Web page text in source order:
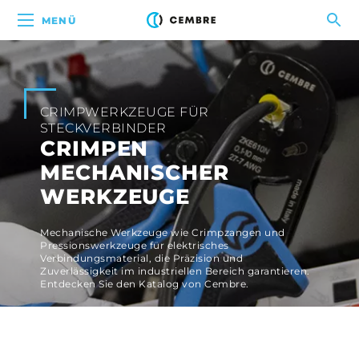
MENÜ
CRIMPWERKZEUGE FÜR
STECKVERBINDER
CRIMPEN
MECHANISCHER
WERKZEUGE
Mechanische Werkzeuge wie Crimpzangen und
Pressionswerkzeuge für elektrisches
Verbindungsmaterial, die Präzision und
Zuverlässigkeit im industriellen Bereich garantieren.
Entdecken Sie den Katalog von Cembre.